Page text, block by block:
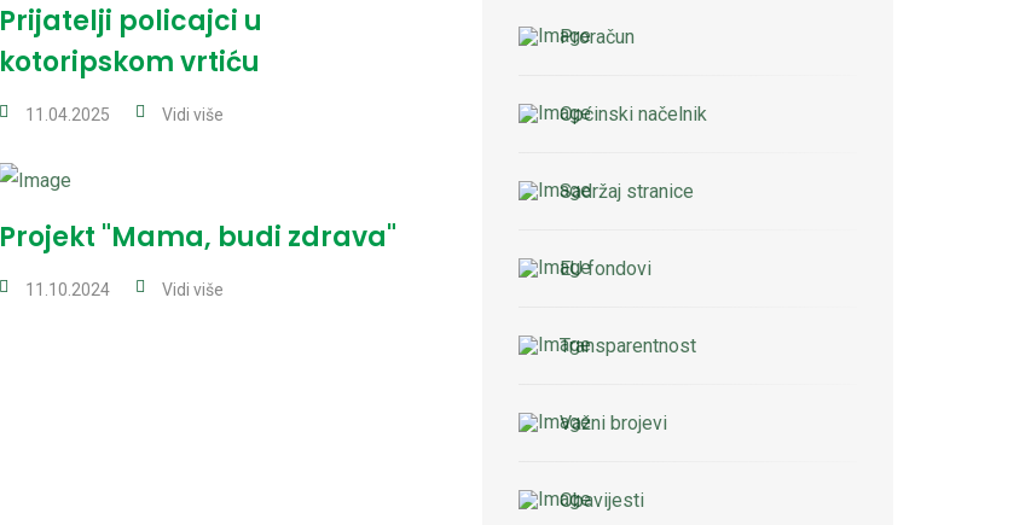
Prijatelji policajci u
kotoripskom vrtiću
11.04.2025 Vidi više
Projekt "Mama, budi zdrava"
11.10.2024 Vidi više
Proračun
Općinski načelnik
Sadržaj stranice
EU fondovi
Transparentnost
Važni brojevi
Obavijesti